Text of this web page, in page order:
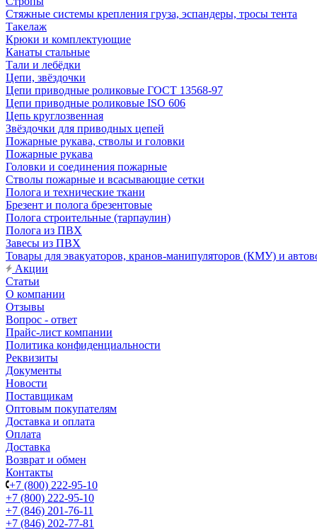
Стяжные системы крепления груза, эспандеры, тросы тента
Такелаж
Крюки и комплектующие
Канаты стальные
Тали и лебёдки
Цепи, звёздочки
Цепи приводные роликовые ГОСТ 13568-97
Цепи приводные роликовые ISO 606
Цепь круглозвенная
Звёздочки для приводных цепей
Пожарные рукава, стволы и головки
Пожарные рукава
Головки и соединения пожарные
Стволы пожарные и всасывающие сетки
Полога и технические ткани
Брезент и полога брезентовые
Полога строительные (тарпаулин)
Полога из ПВХ
Завесы из ПВХ
Товары для эвакуаторов, кранов-манипуляторов (КМУ) и
Акции
Статьи
О компании
Отзывы
Вопрос - ответ
Прайс-лист компании
Политика конфиденциальности
Реквизиты
Документы
Новости
Поставщикам
Оптовым покупателям
Доставка и оплата
Оплата
Доставка
Возврат и обмен
Контакты
+7 (800) 222-95-10
+7 (800) 222-95-10
+7 (846) 201-76-11
+7 (846) 202-77-81